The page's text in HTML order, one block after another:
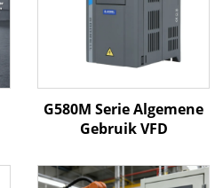
G580M Serie Algemene
Gebruik VFD